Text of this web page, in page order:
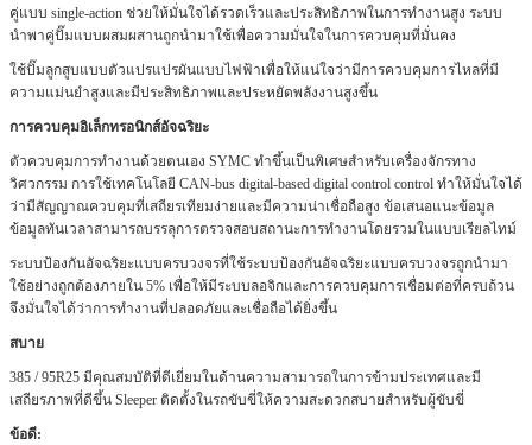
คู่แบบ single-action ช่วยให้มั่นใจได้รวดเร็วและประสิทธิภาพในการทำงานสูง ระบบ
นำพาคู่ปั๊มแบบผสมผสานถูกนำมาใช้เพื่อความมั่นใจในการควบคุมที่มั่นคง
ใช้ปั๊มลูกสูบแบบตัวแปรแปรผันแบบไฟฟ้าเพื่อให้แน่ใจว่ามีการควบคุมการไหลที่มี
ความแม่นยำสูงและมีประสิทธิภาพและประหยัดพลังงานสูงขึ้น
การควบคุมอิเล็กทรอนิกส์อัจฉริยะ
ตัวควบคุมการทำงานด้วยตนเอง SYMC ทำขึ้นเป็นพิเศษสำหรับเครื่องจักรทาง
วิศวกรรม การใช้เทคโนโลยี CAN-bus digital-based digital control control ทำให้มั่นใจได้
ว่ามีสัญญาณควบคุมที่เสถียรเทียมง่ายและมีความน่าเชื่อถือสูง ข้อเสนอแนะข้อมูล
ข้อมูลทันเวลาสามารถบรรลุการตรวจสอบสถานะการทำงานโดยรวมในแบบเรียลไทม์
ระบบป้องกันอัจฉริยะแบบครบวงจรที่ใช้ระบบป้องกันอัจฉริยะแบบครบวงจรถูกนำมา
ใช้อย่างถูกต้องภายใน 5% เพื่อให้มีระบบลอจิกและการควบคุมการเชื่อมต่อที่ครบถ้วน
จึงมั่นใจได้ว่าการทำงานที่ปลอดภัยและเชื่อถือได้ยิ่งขึ้น
สบาย
385 / 95R25 มีคุณสมบัติที่ดีเยี่ยมในด้านความสามารถในการข้ามประเทศและมี
เสถียรภาพที่ดีขึ้น Sleeper ติดตั้งในรถขับขี่ให้ความสะดวกสบายสำหรับผู้ขับขี่
ข้อดี: